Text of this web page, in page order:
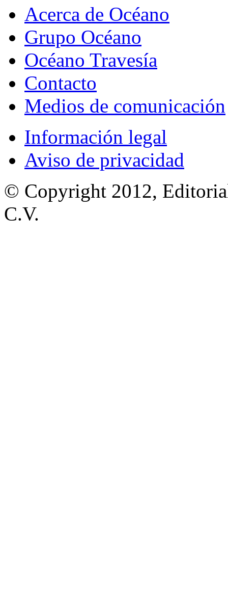
Acerca de Océano
Grupo Océano
Océano Travesía
Contacto
Medios de comunicación
Información legal
Aviso de privacidad
© Copyright 2012,
C.V.